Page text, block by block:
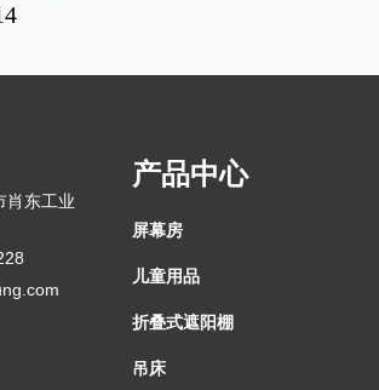
肖东工业
产品中心
屏幕房
儿童用品
折叠式遮阳棚
吊床